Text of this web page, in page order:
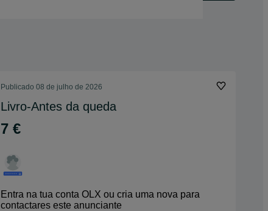
Publicado 08 de julho de 2026
Livro-Antes da queda
7 €
Entra na tua conta OLX ou cria uma nova para
contactares este anunciante